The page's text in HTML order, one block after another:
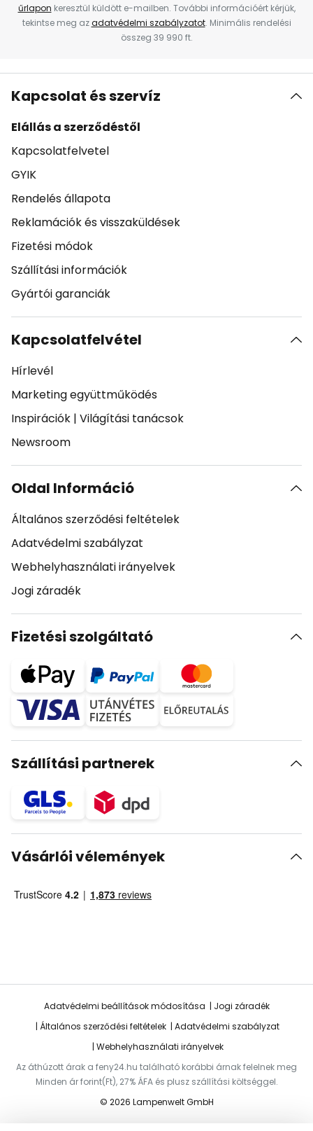
űrlapon keresztül küldött e-mailben. További információért kérjük,
tekintse meg azadatvédelmi szabályzatot. Minimális rendelési
összeg 39 990 ft.
Kapcsolat és szervíz
Elállás a szerződéstől
Kapcsolatfelvetel
GYIK
Rendelés állapota
Reklamációk és visszaküldések
Fizetési módok
Szállítási információk
Gyártói garanciák
Kapcsolatfelvétel
Hírlevél
Marketing együttműködés
Inspirációk | Világítási tanácsok
Newsroom
Oldal Információ
Általános szerződési feltételek
Adatvédelmi szabályzat
Webhelyhasználati irányelvek
Jogi záradék
Fizetési szolgáltató
Szállítási partnerek
Vásárlói vélemények
Adatvédelmi beállítások módosítása
Jogi záradék
Általános szerződési feltételek
Adatvédelmi szabályzat
Webhelyhasználati irányelvek
Az áthúzott árak a feny24.hu található korábbi árnak felelnek meg
Minden ár forint(Ft), 27% ÁFA és plusz szállítási költséggel.
© 2026 Lampenwelt GmbH